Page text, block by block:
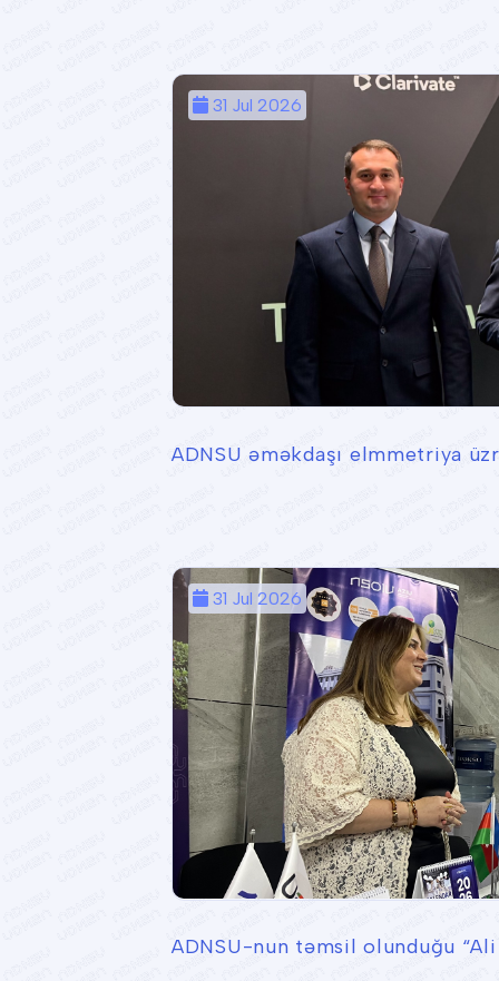
31 Jul 2026
ADNSU əməkdaşı elmmetriya
31 Jul 2026
ADNSU-nun təmsil olunduğu